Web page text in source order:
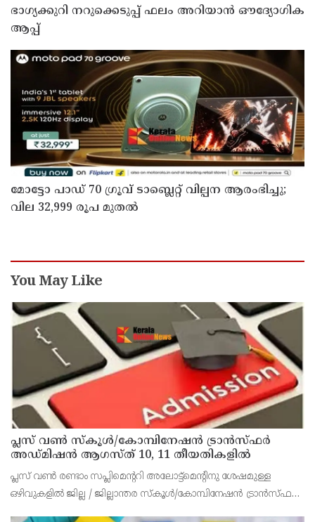
ഭാഗ്യക്കുറി നറുക്കെടുപ്പ് ഫലം അറിയാൻ ഔദ്യോഗിക
ആപ്പ്
മോട്ടോ പാഡ് 70 ഗ്രൂവ് ടാബ്ലെറ്റ് വില്പന ആരംഭിച്ചു;
വില 32,999 രൂപ മുതൽ
You May Like
പ്ലസ് വൺ സ്‌കൂൾ/കോമ്പിനേഷൻ ട്രാൻസ്ഫർ
അഡ്മിഷൻ ആഗസ്ത് 10, 11 തീയതികളിൽ
പ്ലസ് വൺ രണ്ടാം സപ്ലിമെന്ററി അലോട്ട്‌മെന്റിനു ശേഷമുള്ള
ഒഴിവുകളിൽ ജില്ല / ജില്ലാന്തര സ്‌കൂൾ/കോമ്പിനേഷൻ ട്രാൻസ്ഫർ